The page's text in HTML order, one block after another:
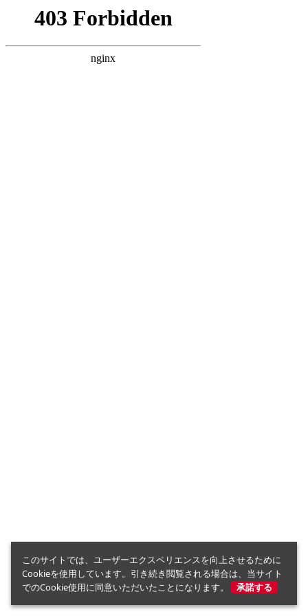
このサイトでは、ユーザーエクスペリエンスを向上させるために
Cookieを使用しています。引き続き閲覧される場合は、当サイト
でのCookie使用に同意いただいたことになります。
承諾する